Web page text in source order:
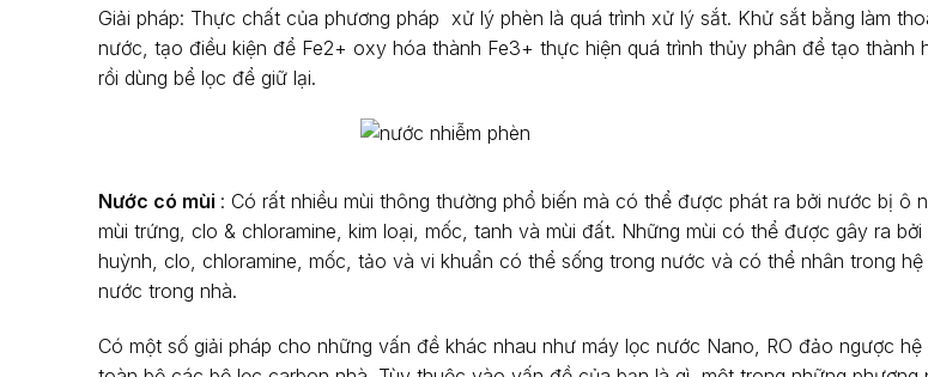
Giải pháp: Thực chất của phương pháp xử lý phèn là quá trình xử lý sắt. Khử sắt bằng làm
nước, tạo điều kiện để Fe2+ oxy hóa thành Fe3+ thực hiện quá trình thủy phân để tạo thành
rồi dùng bể lọc để giữ lại.
Nước có mùi : Có rất nhiều mùi thông thường phổ biến mà có thể được phát ra bởi nước bị ô
mùi trứng, clo & chloramine, kim loại, mốc, tanh và mùi đất. Những mùi có thể được gây ra
huỳnh, clo, chloramine, mốc, tảo và vi khuẩn có thể sống trong nước và có thể nhân trong
nước trong nhà.
Có một số giải pháp cho những vấn đề khác nhau như máy lọc nước Nano, RO đảo ngược